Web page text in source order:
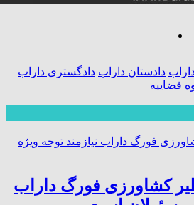
دادستان داراب دادگستری داراب
قضاییه
کشاورزی فورگ داراب